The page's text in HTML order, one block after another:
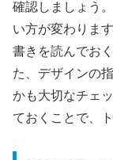
確認しましょう
い方が変わりま
書きを読んでお
た、デザインの
かも大切なチェ
ておくことで、